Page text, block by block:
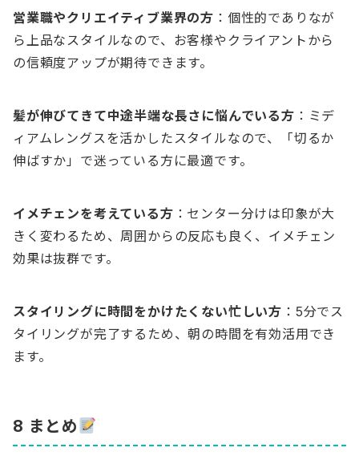
営業職やクリエイティブ業界の方 ：個性的でありなが
ら上品なスタイルなので、お客様やクライアントから
の信頼度アップが期待できます。
髪が伸びてきて中途半端な長さに悩んでいる方 ：ミデ
ィアムレングスを活かしたスタイルなので、「切るか
伸ばすか」で迷っている方に最適です。
イメチェンを考えている方 ：センター分けは印象が大
きく変わるため、周囲からの反応も良く、イメチェン
効果は抜群です。
スタイリングに時間をかけたくない忙しい方 ：5分でス
タイリングが完了するため、朝の時間を有効活用でき
ます。
8 まとめ